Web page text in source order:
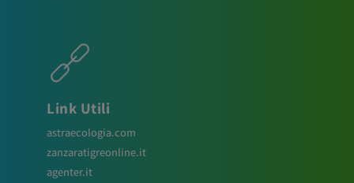
Link Utili
astraecologia.com
zanzaratigreonline.it
agenter.it